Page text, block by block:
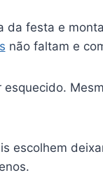
da festa e
não faltam e
escolhem